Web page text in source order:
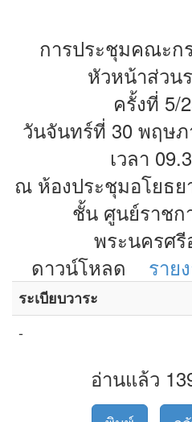
การประชุมคณะก
หัวหน้าส่วน
ครั้งที่ 5/
วันจันทร์ที่ 30 พฤษ
เวลา
ณ ห้องประชุมอโยธย
ชั้น ศูนย์ราชก
พระนครศรี
ดาวน์โหลด
ราย
ระเบียบวาระ
-
อ่านแล้ว